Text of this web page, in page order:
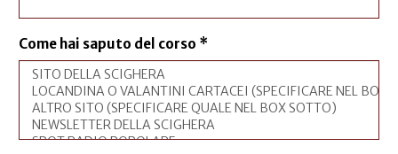
Come hai saputo del corso *